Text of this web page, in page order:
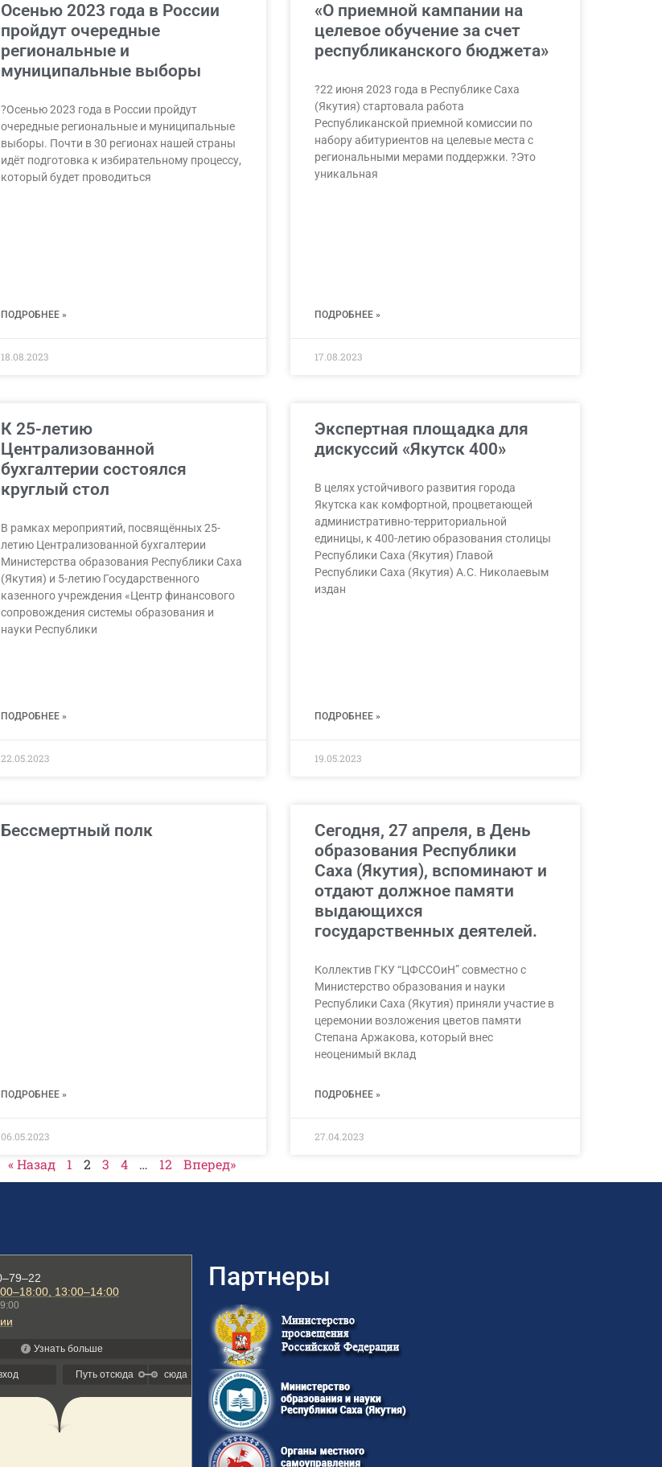
Осенью 2023 года в России
пройдут очередные
региональные и
муниципальные выборы
?Осенью 2023 года в России пройдут
очередные региональные и муниципальные
выборы. Почти в 30 регионах нашей страны
идёт подготовка к избирательному процессу,
который будет проводиться
ПОДРОБНЕЕ »
18.08.2023
«О приемной кампании на
целевое обучение за счет
республиканского бюджета»
?22 июня 2023 года в Республике Саха
(Якутия) стартовала работа
Республиканской приемной комиссии по
набору абитуриентов на целевые места с
региональными мерами поддержки. ?Это
уникальная
ПОДРОБНЕЕ »
17.08.2023
К 25-летию
Централизованной
бухгалтерии состоялся
круглый стол
В рамках мероприятий, посвящённых 25-
летию Централизованной бухгалтерии
Министерства образования Республики Саха
(Якутия) и 5-летию Государственного
казенного учреждения «Центр финансового
сопровождения системы образования и
науки Республики
ПОДРОБНЕЕ »
22.05.2023
Экспертная площадка для
дискуссий «Якутск 400»
В целях устойчивого развития города
Якутска как комфортной, процветающей
административно-территориальной
единицы, к 400-летию образования столицы
Республики Саха (Якутия) Главой
Республики Саха (Якутия) А.С. Николаевым
издан
ПОДРОБНЕЕ »
19.05.2023
Бессмертный полк
ПОДРОБНЕЕ »
06.05.2023
Сегодня, 27 апреля, в День
образования Республики
Саха (Якутия), вспоминают и
отдают должное памяти
выдающихся
государственных деятелей.
Коллектив ГКУ “ЦФССОиН” совместно с
Министерство образования и науки
Республики Саха (Якутия) приняли участие в
церемонии возложения цветов памяти
Степана Аржакова, который внес
неоценимый вклад
ПОДРОБНЕЕ »
27.04.2023
« Назад 1 2 3 4 … 12 Вперед»
Партнеры